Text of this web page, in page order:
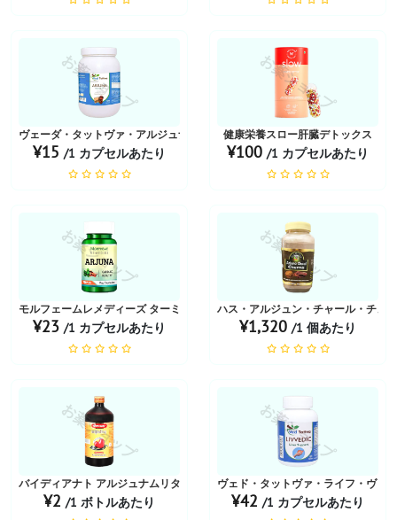
お薬ショップ
ヴェーダ・タットヴァ・アルジュナ
¥15 /1 カプセルあたり
お薬ショップ
健康栄養スロー肝臓デトックス
¥100 /1 カプセルあたり
お薬ショップ
モルフェームレメディーズ ターミナリア アルジュナ 500mg
¥23 /1 カプセルあたり
お薬ショップ
ハス・アルジュン・チャール・チュ
¥1,320 /1 個あたり
お薬ショップ
バイディアナト アルジュナムリタ 液体 450 ML
¥2 /1 ボトルあたり
お薬ショップ
ヴェド・タットヴァ・ライフ・ヴェ
¥42 /1 カプセルあたり